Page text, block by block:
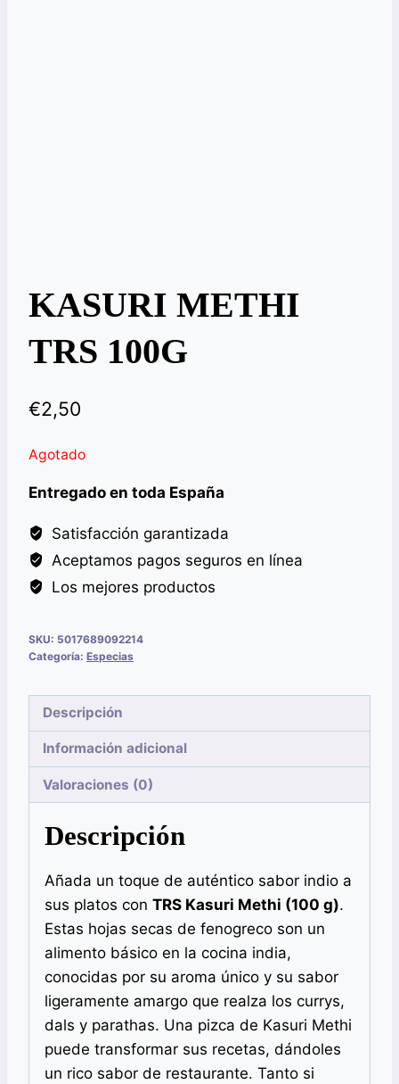
KASURI METHI
TRS 100G
€2,50
Agotado
Entregado en toda España
Satisfacción garantizada
Aceptamos pagos seguros en línea
Los mejores productos
SKU: 5017689092214
Categoría: Especias
Descripción
Información adicional
Valoraciones (0)
Descripción
Añada un toque de auténtico sabor indio a
sus platos con TRS Kasuri Methi (100 g).
Estas hojas secas de fenogreco son un
alimento básico en la cocina india,
conocidas por su aroma único y su sabor
ligeramente amargo que realza los currys,
dals y parathas. Una pizca de Kasuri Methi
puede transformar sus recetas, dándoles
un rico sabor de restaurante. Tanto si